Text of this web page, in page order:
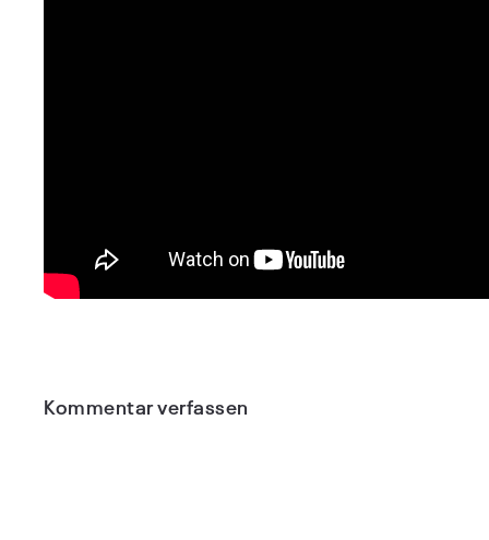
Kommentar verfassen